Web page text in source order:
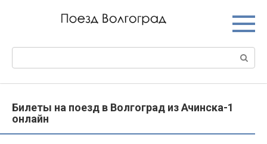
Билеты на поезд в Волгоград из Ачинска-1
онлайн